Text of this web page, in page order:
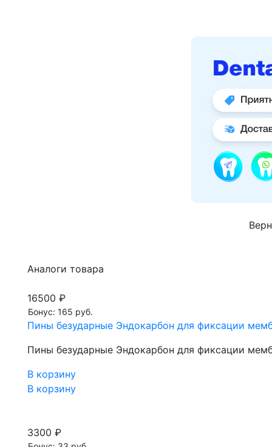
Аналоги товара
16500 ₽
Бонус: 165 руб.
Пины безударные Эндокарбон для фиксации
Пины безударные Эндокарбон для фиксации
В корзину
В корзину
3300 ₽